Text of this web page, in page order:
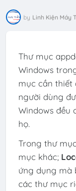
by Linh Kiện Máy
Thư mục
Windows
mục cần thiết
người dùng
Windows đều
họ.
Trong thư
mục khác;
ứng dụng mà
các thư mục